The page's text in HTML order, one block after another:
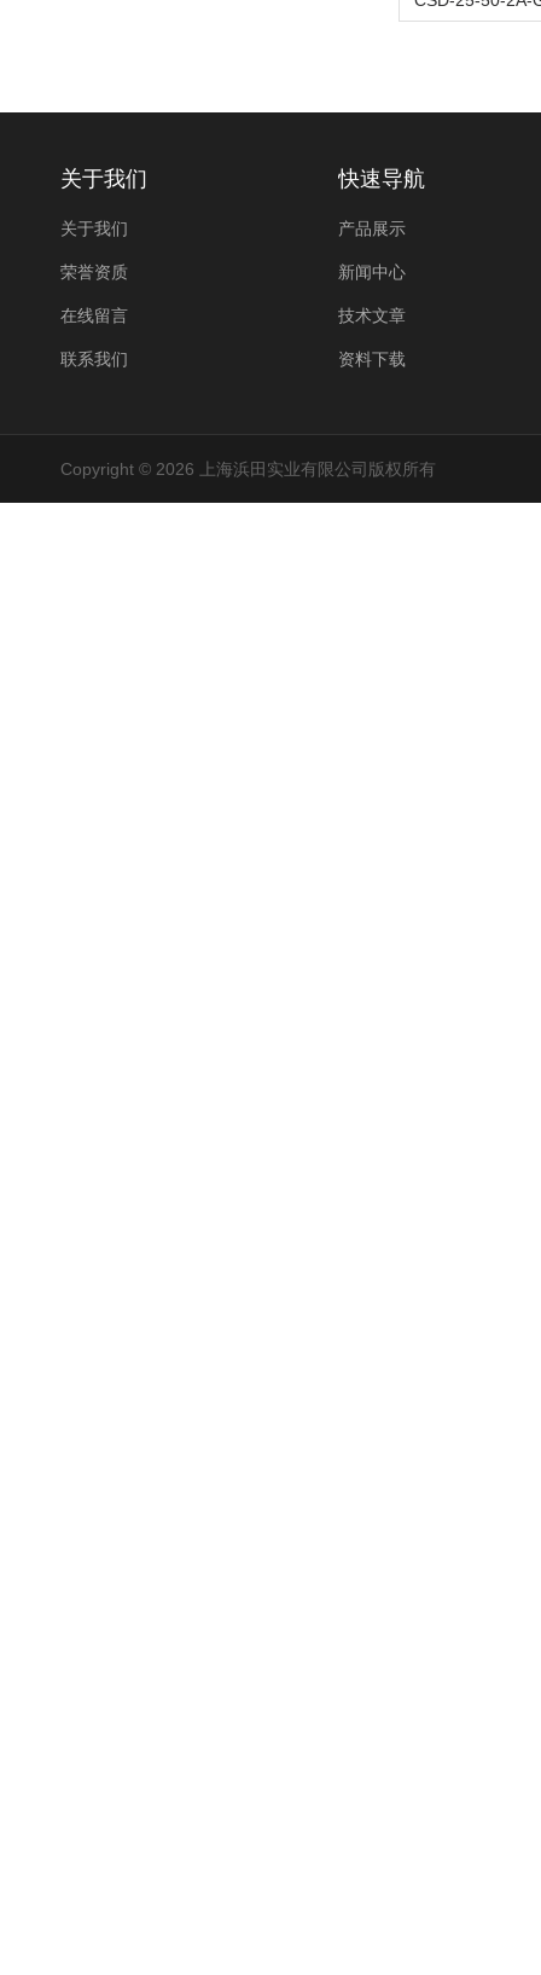
关于我们
关于我们
荣誉资质
在线留言
联系我们
快速导航
产品展示
新闻中心
技术文章
资料下载
Copyright © 2026 上海浜田实业有限公司版权所有